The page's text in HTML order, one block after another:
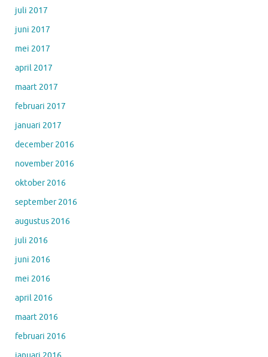
juli 2017
juni 2017
mei 2017
april 2017
maart 2017
februari 2017
januari 2017
december 2016
november 2016
oktober 2016
september 2016
augustus 2016
juli 2016
juni 2016
mei 2016
april 2016
maart 2016
februari 2016